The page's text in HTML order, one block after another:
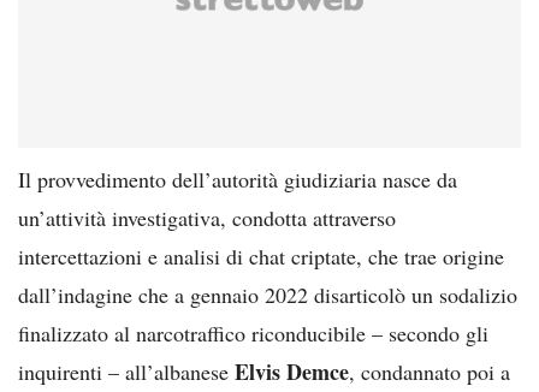
Il provvedimento dell’autorità giudiziaria nasce da
un’attività investigativa, condotta attraverso
intercettazioni e analisi di chat criptate, che trae origine
dall’indagine che a gennaio 2022 disarticolò un sodalizio
finalizzato al narcotraffico riconducibile – secondo gli
inquirenti – all’albanese Elvis Demce, condannato poi a